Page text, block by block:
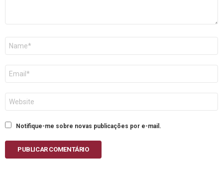
mail
Notifique-me sobre novas publicações por e-mail.
PUBLICAR COMENTÁRIO